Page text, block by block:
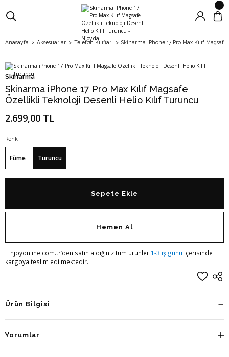
Anasayfa Aksesuarlar Telefon Kılıfları Skinarma iPhone 17 Pro Max Kılıf
Skinarma
Skinarma iPhone 17 Pro Max Kılıf Magsafe
Özellikli Teknoloji Desenli Helio Kılıf Turuncu
2.699,00 TL
Renk
Füme Turuncu
Sepete Ekle
Hemen Al
njoyonline.com.tr’den satın aldığınız tüm ürünler 1-3 iş günü içerisinde
kargoya teslim edilmektedir.
Ürün Bilgisi
Yorumlar